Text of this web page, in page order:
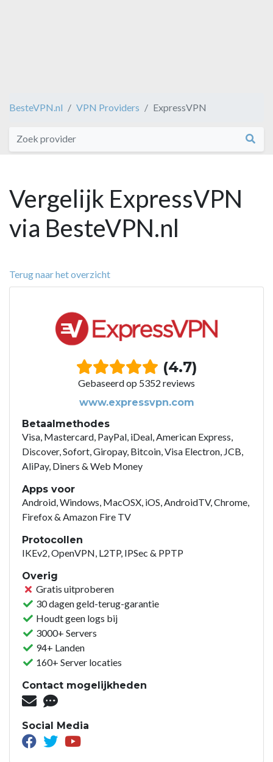
BesteVPN.nl VPN Providers ExpressVPN
Vergelijk ExpressVPN
via BesteVPN.nl
Terug naar het overzicht
(4.7)
Gebaseerd op 5352 reviews
www.expressvpn.com
Betaalmethodes
Visa, Mastercard, PayPal, iDeal, American Express,
Discover, Sofort, Giropay, Bitcoin, Visa Electron, JCB,
AliPay, Diners & Web Money
Apps voor
Android, Windows, MacOSX, iOS, AndroidTV, Chrome,
Firefox & Amazon Fire TV
Protocollen
IKEv2, OpenVPN, L2TP, IPSec & PPTP
Overig
Gratis uitproberen
30 dagen geld-terug-garantie
Houdt geen logs bij
3000+ Servers
94+ Landen
160+ Server locaties
Contact mogelijkheden
Social Media